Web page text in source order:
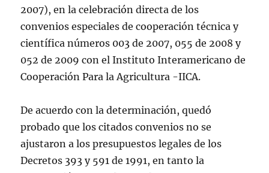
2007), en la celebración directa de los
convenios especiales de cooperación técnica y
científica números 003 de 2007, 055 de 2008 y
052 de 2009 con el Instituto Interamericano de
Cooperación Para la Agricultura -IICA.
De acuerdo con la determinación, quedó
probado que los citados convenios no se
ajustaron a los presupuestos legales de los
Decretos 393 y 591 de 1991, en tanto la